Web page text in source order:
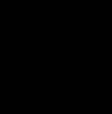
с заказом. Оформила
варианты. Обязательно